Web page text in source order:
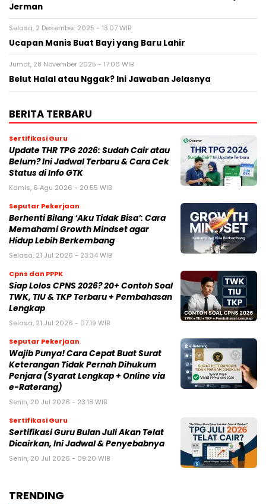
Jerman
Selasa, 2 Desember 2025 - 13:07 WIB
Ucapan Manis Buat Bayi yang Baru Lahir
Jumat, 28 November 2025 - 17:06 WIB
Belut Halal atau Nggak? Ini Jawaban Jelasnya
BERITA TERBARU
Sertifikasi Guru
Update THR TPG 2026: Sudah Cair atau
Belum? Ini Jadwal Terbaru & Cara Cek
Status di Info GTK
Kamis, 6 Agu 2026 - 20:55 WIB
Seputar Pekerjaan
Berhenti Bilang ‘Aku Tidak Bisa’: Cara
Memahami Growth Mindset agar
Hidup Lebih Berkembang
Selasa, 21 Jul 2026 - 23:34 WIB
Cpns dan PPPK
Siap Lolos CPNS 2026? 20+ Contoh Soal
TWK, TIU & TKP Terbaru + Pembahasan
Lengkap
Selasa, 21 Jul 2026 - 07:19 WIB
Seputar Pekerjaan
Wajib Punya! Cara Cepat Buat Surat
Keterangan Tidak Pernah Dihukum
Penjara (Syarat Lengkap + Online via
e-Raterang)
Senin, 20 Jul 2026 - 23:18 WIB
Sertifikasi Guru
Sertifikasi Guru Bulan Juli Akan Telat
Dicairkan, Ini Jadwal & Penyebabnya
Senin, 20 Jul 2026 - 09:20 WIB
TRENDING